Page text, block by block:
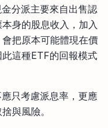
分派主要來自出售認
身的股息收入，加入
把原本可能體現在價
這種ETF的回報模式
只考慮派息率，更應
與風險。